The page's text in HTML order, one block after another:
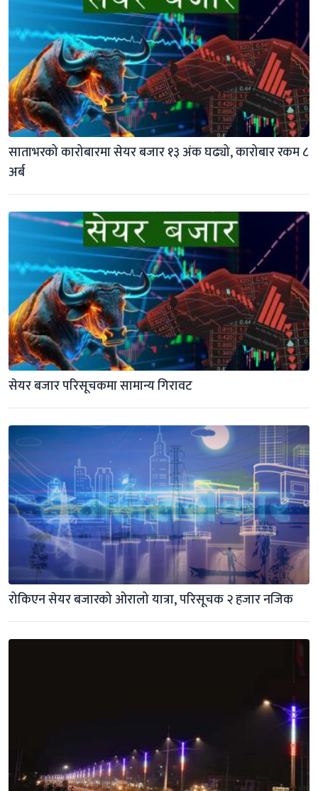
साताभरको कारोबारमा सेयर बजार १३ अंक घढ्यो, कारोबार रकम ८
अर्ब
सेयर बजार परिसूचकमा सामान्य गिरावट
रोकिएन सेयर बजारको ओरालो यात्रा, परिसूचक २ हजार नजिक